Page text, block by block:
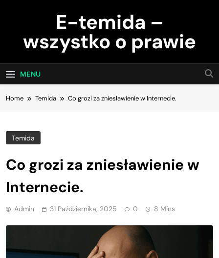
E-temida –
wszystko o prawie
MENU
Home Temida Co grozi za zniesławienie w Internecie.
Temida
Co grozi za zniesławienie w
Internecie.
Admin 31 Października, 2025 0 8 Mins